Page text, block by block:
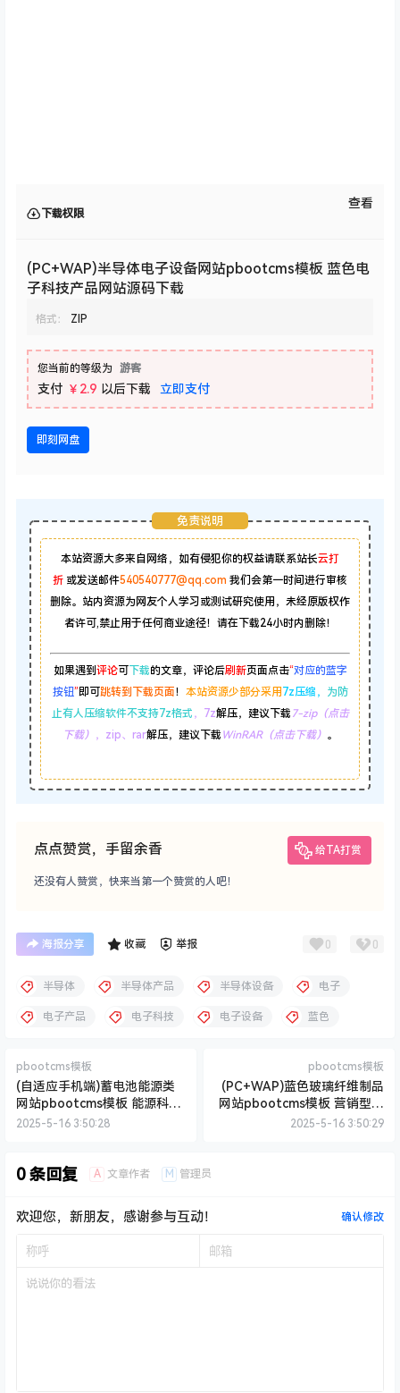
下载权限
查看
(PC+WAP)半导体电子设备网站pbootcms模板 蓝色电
子科技产品网站源码下载
格式： ZIP
您当前的等级为 游客
支付 ￥2.9 以后下载 立即支付
即刻网盘
免责说明
本站资源大多来自网络，如有侵犯你的权益请联系站长云打
折 或发送邮件540540777@qq.com 我们会第一时间进行审核
删除。站内资源为网友个人学习或测试研究使用，未经原版权作
者许可,禁止用于任何商业途径！请在下载24小时内删除！
如果遇到 评论可下载的文章，评论后刷新页面点击“对应的蓝字
按钮” 即可跳转到下载页面！ 本站资源少部分采用 7z压缩，
为防
止有人压缩软件不支持7z格式 ，7z解压，建议下载 7-zip（点击
下载） ，zip、rar解压，建议下载 WinRAR（点击下载） 。
点点赞赏，手留余香 给TA打赏
还没有人赞赏，快来当第一个赞赏的人吧！
海报分享 收藏 举报 0 0
半导体 半导体产品 半导体设备 电子
电子产品 电子科技 电子设备 蓝色
pbootcms模板
(自适应手机端)蓄电池能源类
网站pbootcms模板 能源科技
产品网站源码下载
2025-5-16 3:50:28
pbootcms模板
(PC+WAP)蓝色玻璃纤维制品
网站pbootcms模板 营销型环
保设备网站源码下载
2025-5-16 3:50:29
0 条回复 A 文章作者 M 管理员
欢迎您，新朋友，感谢参与互动！ 确认修改